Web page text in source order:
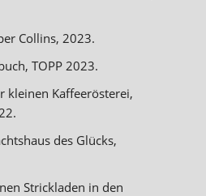
Collins, 2023.
TOPP 2023.
kleinen Kaffeerösterei,
des Glücks,
Strickladen in den